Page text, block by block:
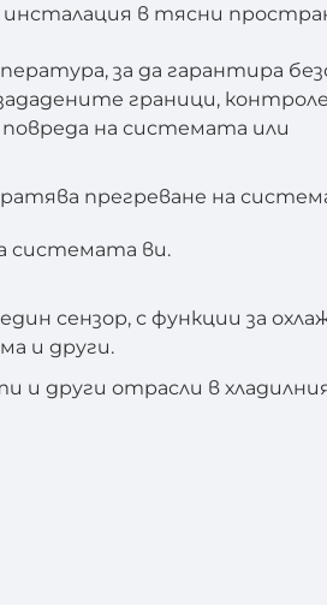
инсталация в тясни
за да гарантира
граници,
на системата или
прегреване на
системата ви.
сензор, с функции за
и други.
и други отрасли в